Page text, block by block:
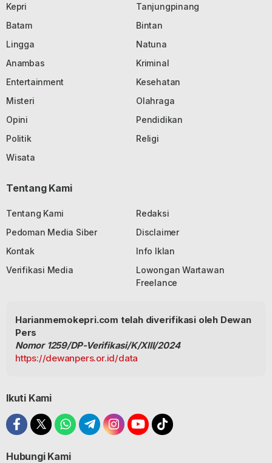
Kepri
Tanjungpinang
Batam
Bintan
Lingga
Natuna
Anambas
Kriminal
Entertainment
Kesehatan
Misteri
Olahraga
Opini
Pendidikan
Politik
Religi
Wisata
Tentang Kami
Tentang Kami
Redaksi
Pedoman Media Siber
Disclaimer
Kontak
Info Iklan
Verifikasi Media
Lowongan Wartawan
Freelance
Harianmemokepri.com telah diverifikasi oleh Dewan
Pers
Nomor 1259/DP-Verifikasi/K/XIII/2024
https://dewanpers.or.id/data
Ikuti Kami
Hubungi Kami